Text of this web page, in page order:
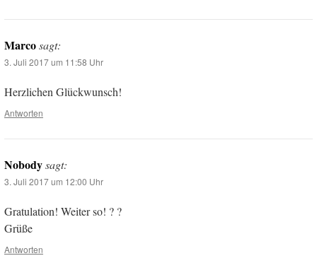
Marcosagt:
3. Juli 2017 um 11:58 Uhr
Herzlichen Glückwunsch!
Antworten
Nobodysagt:
3. Juli 2017 um 12:00 Uhr
Gratulation! Weiter so! ? ?
Grüße
Antworten